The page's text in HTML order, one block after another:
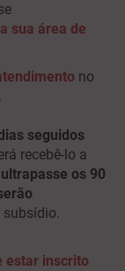
sua área de
no
seguidos
recebê-lo a
os 90
subsídio.
estar inscrito